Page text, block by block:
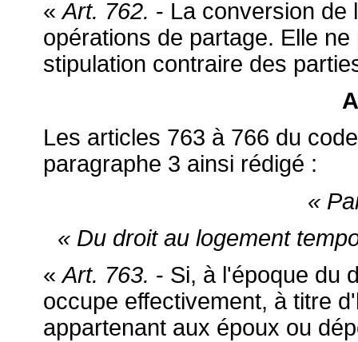
«Art. 762. - La conversion de
opérations de partage. Elle
stipulation contraire des
Les articles 763 à 766 du
paragraphe 3 ainsi rédigé :
«
« Du droit au logement
«Art. 763. - Si, à l'époque du
occupe effectivement, à titre
appartenant aux époux ou